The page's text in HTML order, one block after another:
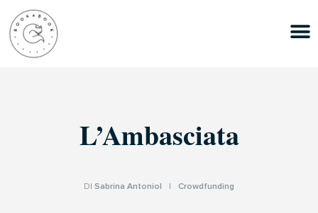
L’Ambasciata
DI Sabrina Antoniol Crowdfunding